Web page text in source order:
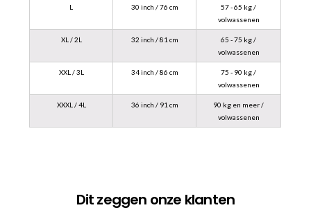
L 30 inch / 76 cm
57 - 65 kg /
volwassenen
XL / 2L 32 inch / 81 cm
65 - 75 kg /
volwassenen
XXL / 3L 34 inch / 86 cm
75 - 90 kg /
volwassenen
XXXL / 4L 36 inch / 91 cm
90 kg en meer /
volwassenen
Dit zeggen onze klanten